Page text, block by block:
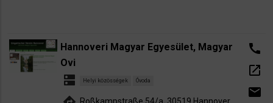
Hannoveri Magyar Egyesület, Magyar
Ovi
dns Helyi közösségek Óvoda
call
open_in_new
email